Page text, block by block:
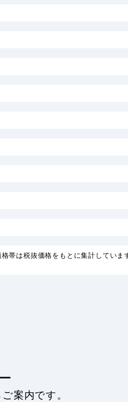
帯は税抜価格をもとに集計していま
案内です。